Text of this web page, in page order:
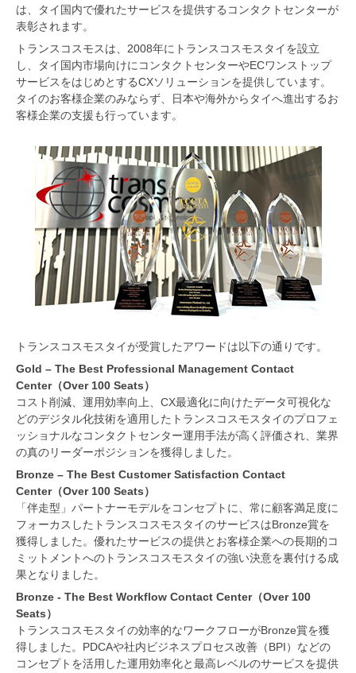
は、タイ国内で優れたサービスを提供するコンタクトセンターが
表彰されます。
トランスコスモスは、2008年にトランスコスモスタイを設立
し、タイ国内市場向けにコンタクトセンターやECワンストップ
サービスをはじめとするCXソリューションを提供しています。
タイのお客様企業のみならず、日本や海外からタイへ進出するお
客様企業の支援も行っています。
トランスコスモスタイが受賞したアワードは以下の通りです。
Gold – The Best Professional Management Contact
Center（Over 100 Seats）
コスト削減、運用効率向上、CX最適化に向けたデータ可視化な
どのデジタル化技術を適用したトランスコスモスタイのプロフェ
ッショナルなコンタクトセンター運用手法が高く評価され、業界
の真のリーダーポジションを獲得しました。
Bronze – The Best Customer Satisfaction Contact
Center（Over 100 Seats）
「伴走型」パートナーモデルをコンセプトに、常に顧客満足度に
フォーカスしたトランスコスモスタイのサービスはBronze賞を
獲得しました。優れたサービスの提供とお客様企業への長期的コ
ミットメントへのトランスコスモスタイの強い決意を裏付ける成
果となりました。
Bronze - The Best Workflow Contact Center（Over 100
Seats）
トランスコスモスタイの効率的なワークフローがBronze賞を獲
得しました。PDCAや社内ビジネスプロセス改善（BPI）などの
コンセプトを活用した運用効率化と最高レベルのサービスを提供